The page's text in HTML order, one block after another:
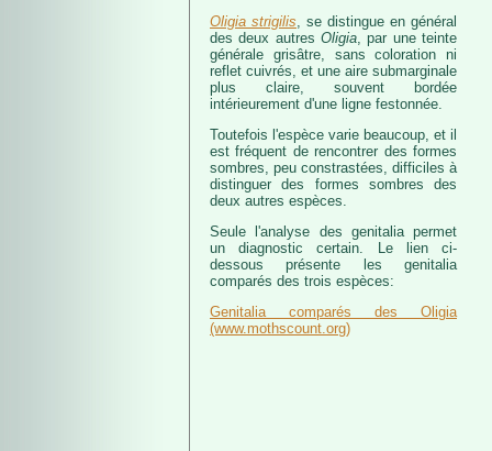
Oligia strigilis, se distingue en général
des deux autres Oligia, par une teinte
générale grisâtre, sans coloration ni
reflet cuivrés, et une aire submarginale
plus claire, souvent bordée
intérieurement d'une ligne festonnée.
Toutefois l'espèce varie beaucoup, et il
est fréquent de rencontrer des formes
sombres, peu constrastées, difficiles à
distinguer des formes sombres des
deux autres espèces.
Seule l'analyse des genitalia permet
un diagnostic certain. Le lien ci-
dessous présente les genitalia
comparés des trois espèces:
Genitalia comparés des Oligia
(www.mothscount.org)